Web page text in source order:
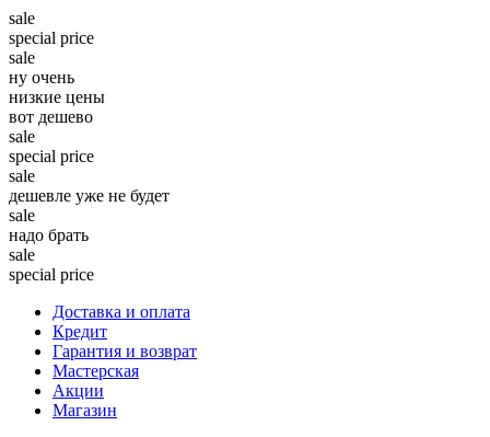
sale
special price
sale
ну очень
низкие цены
вот дешево
sale
special price
sale
дешевле уже не будет
sale
надо брать
sale
special price
Доставка и оплата
Кредит
Гарантия и возврат
Мастерская
Акции
Магазин